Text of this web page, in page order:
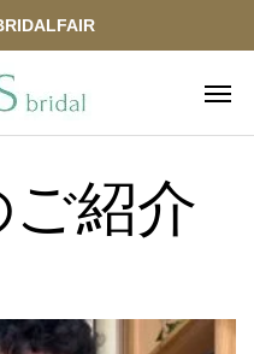
紹介